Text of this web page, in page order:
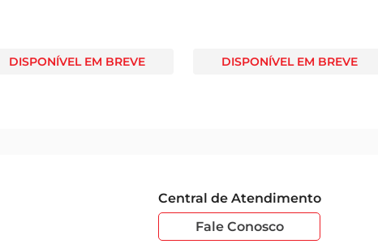
DISPONÍVEL EM BREVE DISPONÍVEL EM BREVE
Central de Atendimento
Fale Conosco